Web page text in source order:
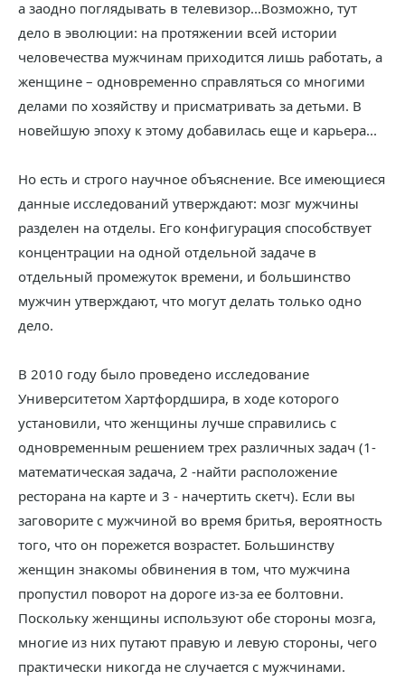
а заодно поглядывать в телевизор...Возможно, тут
дело в эволюции: на протяжении всей истории
человечества мужчинам приходится лишь работать, а
женщине – одновременно справляться со многими
делами по хозяйству и присматривать за детьми. В
новейшую эпоху к этому добавилась еще и карьера...
Но есть и строго научное объяснение. Все имеющиеся
данные исследований утверждают: мозг мужчины
разделен на отделы. Его конфигурация способствует
концентрации на одной отдельной задаче в
отдельный промежуток времени, и большинство
мужчин утверждают, что могут делать только одно
дело.
В 2010 году было проведено исследование
Университетом Хартфордшира, в ходе которого
установили, что женщины лучше справились с
одновременным решением трех различных задач (1-
математическая задача, 2 -найти расположение
ресторана на карте и 3 - начертить скетч). Если вы
заговорите с мужчиной во время бритья, вероятность
того, что он порежется возрастет. Большинству
женщин знакомы обвинения в том, что мужчина
пропустил поворот на дороге из-за ее болтовни.
Поскольку женщины используют обе стороны мозга,
многие из них путают правую и левую стороны, чего
практически никогда не случается с мужчинами.